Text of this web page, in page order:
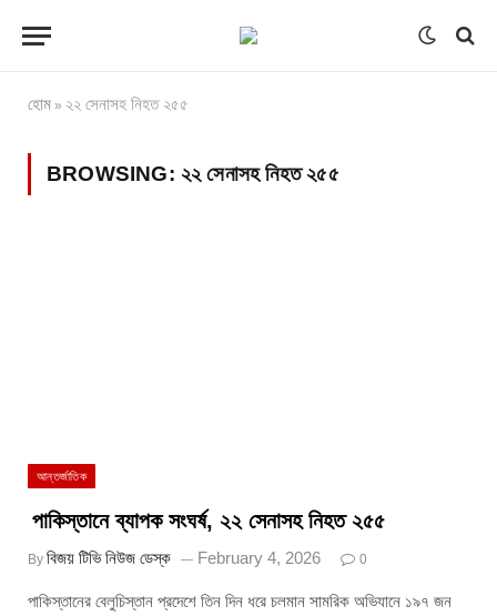
হোম » ২২ সেনাসহ নিহত ২৫৫
BROWSING: ২২ সেনাসহ নিহত ২৫৫
আন্তর্জাতিক
পাকিস্তানে ব্যাপক সংঘর্ষ, ২২ সেনাসহ নিহত ২৫৫
By বিজয় টিভি নিউজ ডেস্ক February 4, 2026 0
পাকিস্তানের বেলুচিস্তান প্রদেশে তিন দিন ধরে চলমান সামরিক অভিযানে ১৯৭ জন